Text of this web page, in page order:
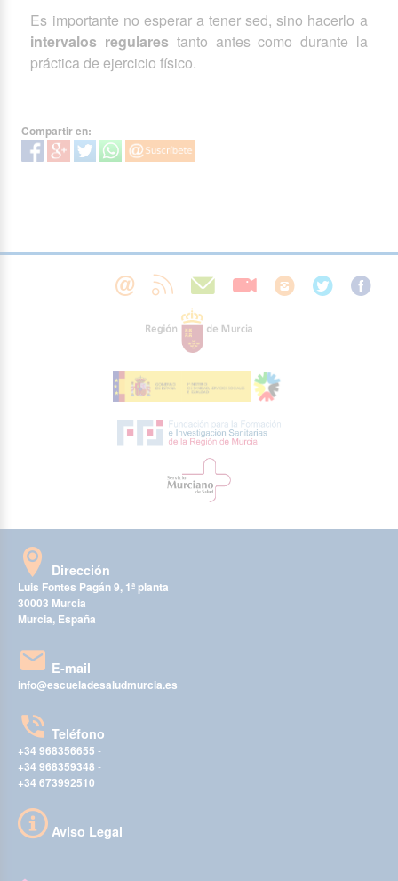
Es importante no esperar a tener sed, sino hacerlo a
intervalos regulares tanto antes como durante la
práctica de ejercicio físico.
Compartir en:
Dirección
Luis Fontes Pagán 9, 1ª planta
30003 Murcia
Murcia, España
E-mail
info@escueladesaludmurcia.es
Teléfono
+34 968356655 -
+34 968359348 -
+34 673992510
Aviso Legal